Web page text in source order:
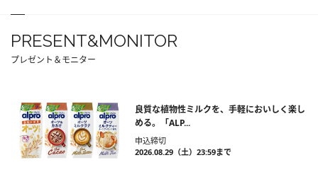
PRESENT&MONITOR
プレゼント＆モニター
良質な植物性ミルクを、手軽においしく楽し
める。「ALP...
申込締切
2026.08.29（土）23:59まで